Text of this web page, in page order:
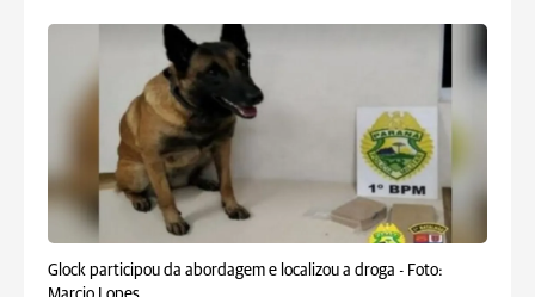
Glock participou da abordagem e localizou a droga - Foto: